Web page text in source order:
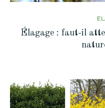
Élagage : faut-il